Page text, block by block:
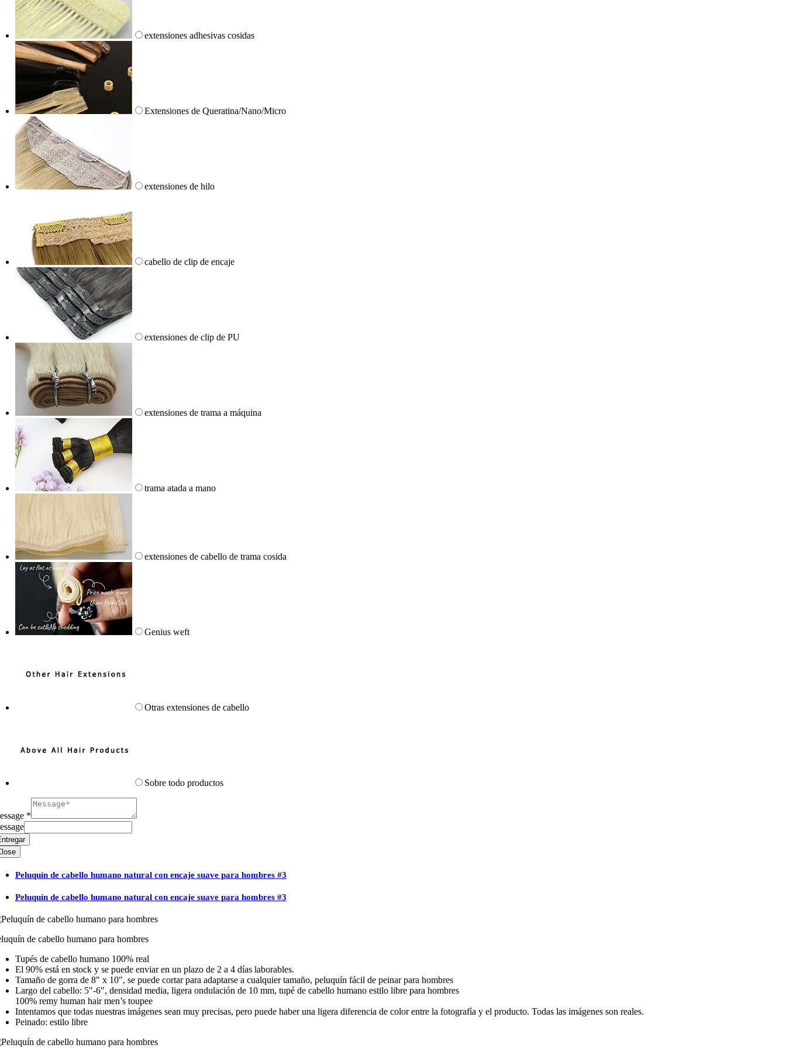
extensiones adhesivas cosidas
Extensiones de Queratina/Nano/Micro
extensiones de hilo
cabello de clip de encaje
extensiones de clip de PU
extensiones de trama a máquina
trama atada a mano
extensiones de cabello de trama cosida
Genius weft
Otras extensiones de cabello
Sobre todo productos
*
Peluquín de cabello humano natural con encaje suave para hombres #3
Peluquín de cabello humano natural con encaje suave para hombres #3
de cabello humano para hombres
Tupés de cabello humano 100% real
El 90% está en stock y se puede enviar en un plazo de 2 a 4 días laborables.
Tamaño de gorra de 8″ x 10″, se puede cortar para adaptarse a cualquier tamaño, peluquín fácil de peinar para hombres
Largo del cabello: 5″-6″, densidad media, ligera ondulación de 10 mm, tupé de cabello humano estilo libre para hombres
100% remy human hair men’s toupee
Intentamos que todas nuestras imágenes sean muy precisas, pero puede haber una ligera diferencia de color entre la fotografía y el producto. Todas las imágenes son reales.
Peinado: estilo libre